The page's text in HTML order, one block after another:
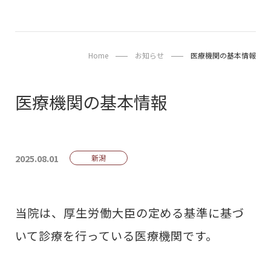
Home お知らせ 医療機関の基本情報
医療機関の基本情報
2025.08.01 新潟
当院は、厚生労働大臣の定める基準に基づ
いて診療を行っている医療機関です。